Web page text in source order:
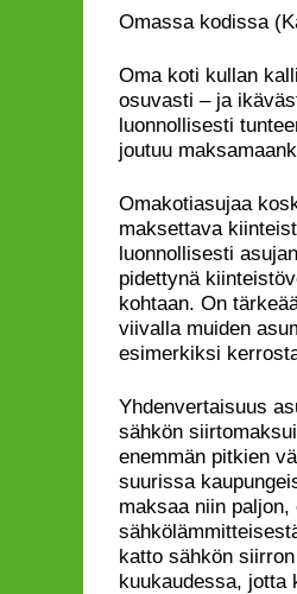
Omassa kodissa
Oma koti kullan
osuvasti – ja
luonnollisesti
joutuu
Omakotiasujaa
maksettava
luonnollisesti
pidettynä
kohtaan. On
viivalla muiden
esimerkiksi
Yhdenvertaisuus
sähkön
enemmän pitkien
suurissa
maksaa niin
katto sähkön
kuukaudessa, jotta